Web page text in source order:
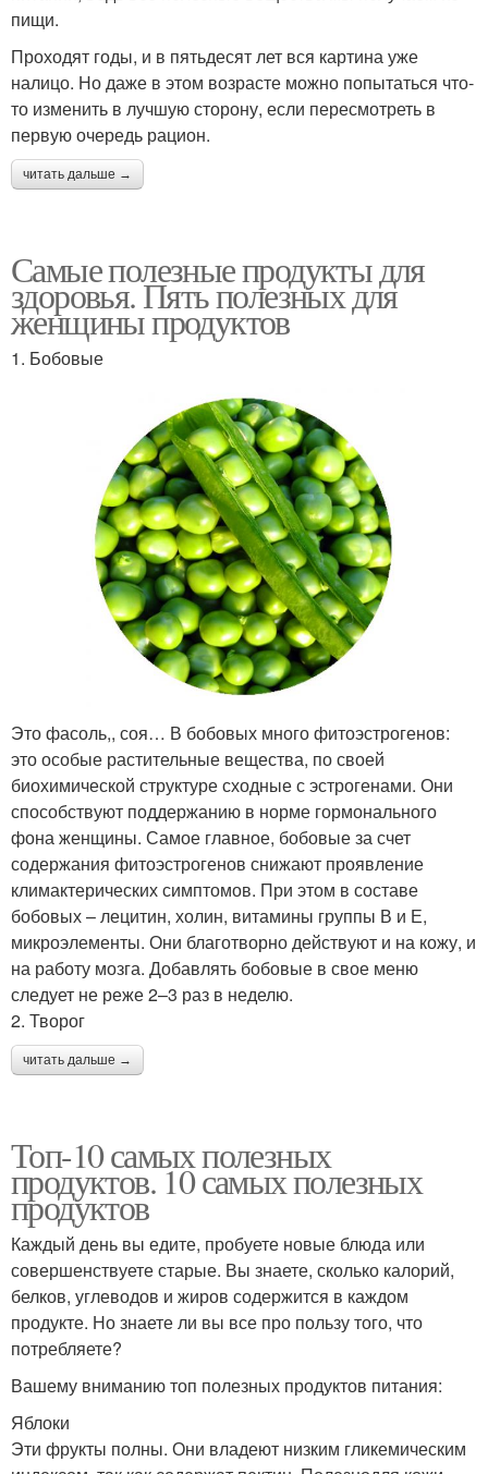
пищи.
Проходят годы, и в пятьдесят лет вся картина уже
налицо. Но даже в этом возрасте можно попытаться что-
то изменить в лучшую сторону, если пересмотреть в
первую очередь рацион.
читать дальше →
Самые полезные продукты для
здоровья. Пять полезных для
женщины продуктов
1. Бобовые
Это фасоль,, соя… В бобовых много фитоэстрогенов:
это особые растительные вещества, по своей
биохимической структуре сходные с эстрогенами. Они
способствуют поддержанию в норме гормонального
фона женщины. Самое главное, бобовые за счет
содержания фитоэстрогенов снижают проявление
климактерических симптомов. При этом в составе
бобовых – лецитин, холин, витамины группы В и Е,
микроэлементы. Они благотворно действуют и на кожу, и
на работу мозга. Добавлять бобовые в свое меню
следует не реже 2–3 раз в неделю.
2. Творог
читать дальше →
Топ-10 самых полезных
продуктов. 10 самых полезных
продуктов
Каждый день вы едите, пробуете новые блюда или
совершенствуете старые. Вы знаете, сколько калорий,
белков, углеводов и жиров содержится в каждом
продукте. Но знаете ли вы все про пользу того, что
потребляете?
Вашему вниманию топ полезных продуктов питания:
Яблоки
Эти фрукты полны. Они владеют низким гликемическим